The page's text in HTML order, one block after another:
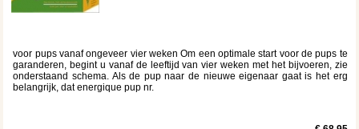
voor pups vanaf ongeveer vier weken Om een optimale start voor de pups te
garanderen, begint u vanaf de leeftijd van vier weken met het bijvoeren, zie
onderstaand schema. Als de pup naar de nieuwe eigenaar gaat is het erg
belangrijk, dat energique pup nr.